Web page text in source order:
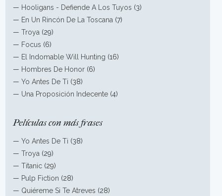
— Hooligans - Defiende A Los Tuyos (3)
— En Un Rincón De La Toscana (7)
—Troya (29)
— Focus (6)
— El Indomable Will Hunting (16)
— Hombres De Honor (6)
—Yo Antes De Ti (38)
— Una Proposición Indecente (4)
Películas con más frases
—Yo Antes De Ti (38)
—Troya (29)
—Titanic (29)
— Pulp Fiction (28)
— Quiéreme Si Te Atreves (28)